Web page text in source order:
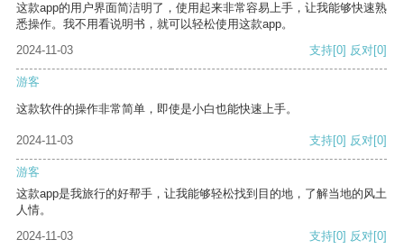
这款app的用户界面简洁明了，使用起来非常容易上手，让我能够快速熟
悉操作。我不用看说明书，就可以轻松使用这款app。
2024-11-03
支持[0] 反对[0]
游客
这款软件的操作非常简单，即使是小白也能快速上手。
2024-11-03 支持[0] 反对[0]
游客
这款app是我旅行的好帮手，让我能够轻松找到目的地，了解当地的风土
人情。
2024-11-03
支持[0] 反对[0]